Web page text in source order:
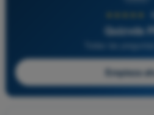
Quizvds
Empieza